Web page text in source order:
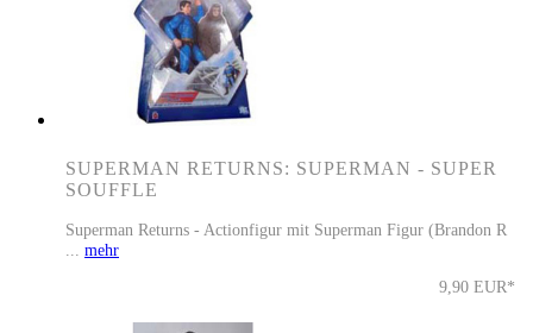
SUPERMAN RETURNS: SUPERMAN - SUPER
SOUFFLE
Superman Returns - Actionfigur mit Superman Figur (Brandon R
mehr
9,90 EUR*